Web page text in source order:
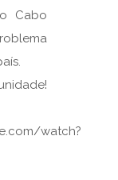
Cabo
watch?